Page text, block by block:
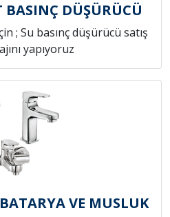
DÜŞÜRÜCÜ
; Su basınç düşürücü satış
yapıyoruz
VE MUSLUK